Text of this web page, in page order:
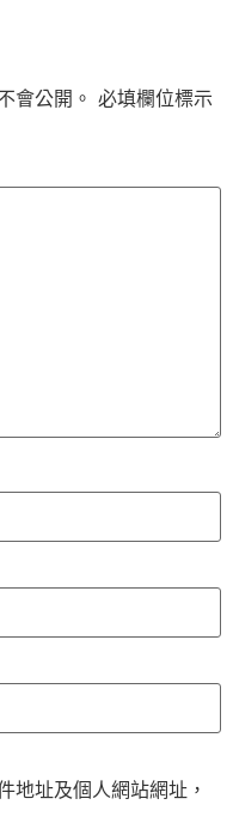
會公開。 必填欄位標示
地址及個人網站網址，